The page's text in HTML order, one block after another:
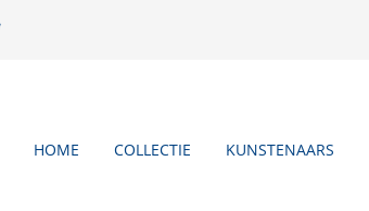
HOME COLLECTIE KUNSTENAARS